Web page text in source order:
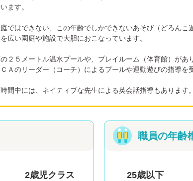
ます。
ではできない、この年齢でしかできないあそび（どろんこ
広い園庭や施設で大胆におこなっています。
２５メートル温水プールや、プレイルーム（体育館）があ
Ａのリーダー（コーチ）によるプールや運動遊びの指導を
間中には、ネイティブな先生による英会話指導もあります。
2歳児クラス
職員の年齢
25歳以下